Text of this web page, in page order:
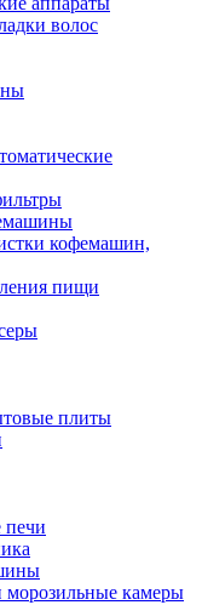
волос
кофемашин,
пищи
плиты
морозильные камеры